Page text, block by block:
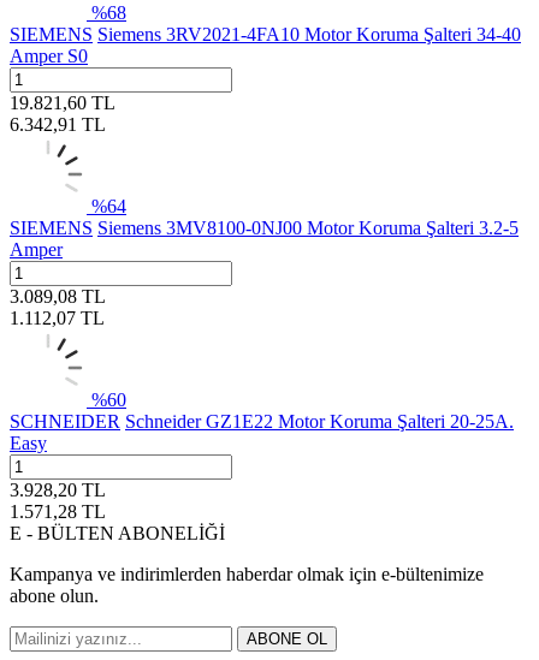
%68
SIEMENS Siemens 3RV2021-4FA10 Motor Koruma Şalteri 34-40
Amper S0
19.821,60 TL
6.342,91 TL
%64
SIEMENS Siemens 3MV8100-0NJ00 Motor Koruma Şalteri 3.2-5
Amper
3.089,08 TL
1.112,07 TL
%60
SCHNEIDER Schneider GZ1E22 Motor Koruma Şalteri 20-25A.
Easy
3.928,20 TL
1.571,28 TL
E - BÜLTEN ABONELİĞİ
Kampanya ve indirimlerden haberdar olmak için e-bültenimize
abone olun.
ABONE OL